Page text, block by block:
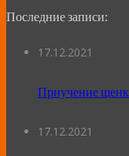
Последние записи:
17.12.2021
Приучение
17.12.2021